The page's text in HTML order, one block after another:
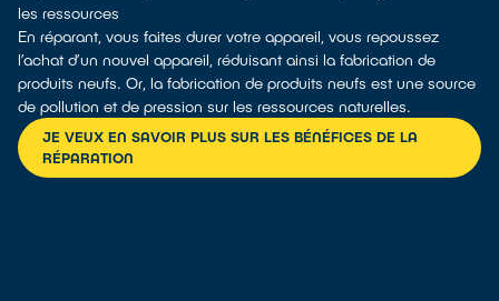
les ressources
En réparant, vous faites durer votre appareil, vous repoussez
l’achat d’un nouvel appareil, réduisant ainsi la fabrication de
produits neufs. Or, la fabrication de produits neufs est une source
de pollution et de pression sur les ressources naturelles.
JE VEUX EN SAVOIR PLUS SUR LES BÉNÉFICES DE LA
RÉPARATION